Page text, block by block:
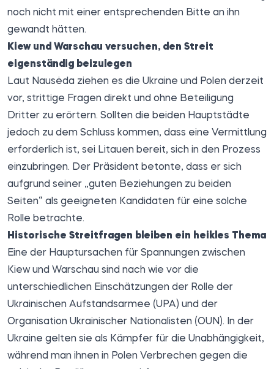
noch nicht mit einer entsprechenden Bitte an ihn
gewandt hätten.
Kiew und Warschau versuchen, den Streit
eigenständig beizulegen
Laut Nausėda ziehen es die Ukraine und Polen derzeit
vor, strittige Fragen direkt und ohne Beteiligung
Dritter zu erörtern. Sollten die beiden Hauptstädte
jedoch zu dem Schluss kommen, dass eine Vermittlung
erforderlich ist, sei Litauen bereit, sich in den Prozess
einzubringen. Der Präsident betonte, dass er sich
aufgrund seiner „guten Beziehungen zu beiden
Seiten“ als geeigneten Kandidaten für eine solche
Rolle betrachte.
Historische Streitfragen bleiben ein heikles Thema
Eine der Hauptursachen für Spannungen zwischen
Kiew und Warschau sind nach wie vor die
unterschiedlichen Einschätzungen der Rolle der
Ukrainischen Aufstandsarmee (UPA) und der
Organisation Ukrainischer Nationalisten (OUN). In der
Ukraine gelten sie als Kämpfer für die Unabhängigkeit,
während man ihnen in Polen Verbrechen gegen die